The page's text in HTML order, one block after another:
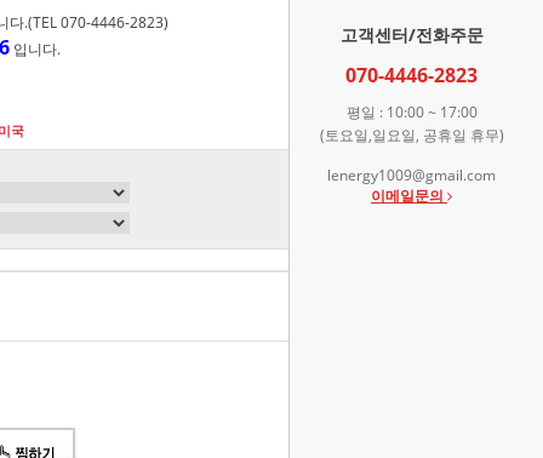
고객센터/전화주문
070-4446-2823
평일 : 10:00 ~ 17:00
(토요일,일요일, 공휴일 휴무)
lenergy1009@gmail.com
이메일문의
다.(TEL 070-4446-2823)
입니다.
국